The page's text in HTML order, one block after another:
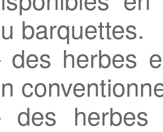
barquettes.
des herbes
des herbes